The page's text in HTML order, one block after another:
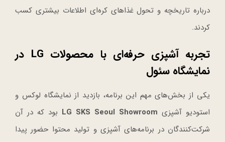
درباره تاریخچه و تحول غذاهای کره‌ای اطلاعات بیشتری کسب
کردند.
تجربه آشپزی حرفه‌ای با محصولات LG در
نمایشگاه سئول
یکی از بخش‌های مهم این برنامه، بازدید از نمایشگاه لوکس و
استودیو آشپزی LG SKS Seoul Showroom بود که در آن
شرکت‌کنندگان در برنامه‌های آشپزی و تولید محتوا حضور پیدا